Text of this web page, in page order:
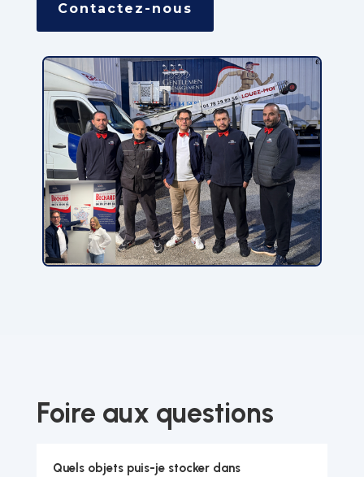
Contactez-nous
Foire aux questions
Quels objets puis-je stocker dans